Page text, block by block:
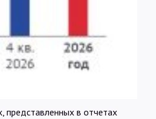
представленных в отчетах